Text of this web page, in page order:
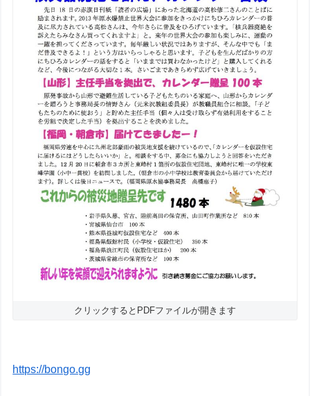
クリックするとPDFファイルが開きます
https://bongo.gg